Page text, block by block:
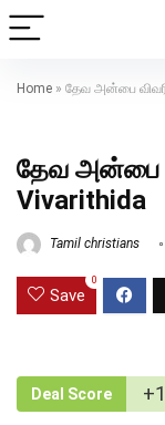
Home » தேவ அன்பை
தேவ அன்பை
Vivarithida
Tamil christians
Save
0
Deal Score +1